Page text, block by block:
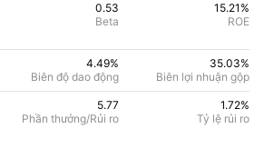
0.53
Beta
15.21 %
ROE
4.49%
Biên độ dao động
35.03%
Biên lợi nhuận gộp
5.77
Phần thưởng/Rủi ro
1.72%
Tỷ lệ rủi ro